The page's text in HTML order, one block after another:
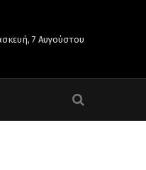
7 Αυγούστου